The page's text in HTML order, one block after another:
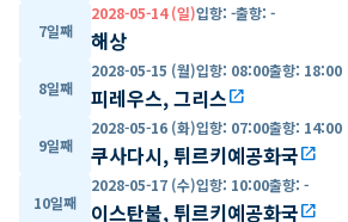
7일째
2028-05-14 (일)입항: -출항: -
해상
8일째
2028-05-15 (월)입항: 08:00출항: 18:00
피레우스, 그리스open_in_new
9일째
2028-05-16 (화)입항: 07:00출항: 14:00
쿠사다시, 튀르키예공화국open_in_new
10일째
2028-05-17 (수)입항: 10:00출항: -
이스탄불, 튀르키예공화국open_in_new